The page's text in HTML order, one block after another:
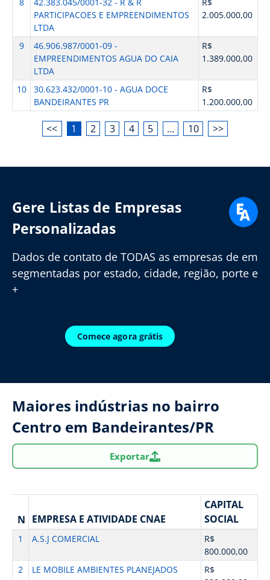
PARTICIPACOES E EMPREENDIMENTOS
LTDA
2.005.000,00
9
46.906.987/0001-09 -
EMPREENDIMENTOS AGUA DO CAIA
LTDA
R$
1.389.000,00
10
30.623.432/0001-10 - AGUA DOCE
BANDEIRANTES PR
R$
1.200.000,00
<< 1 2 3 4 5 … 10 >>
Gere Listas de Empresas
Personalizadas
Dados de contato de TODAS as empresas de em
segmentadas por estado, cidade, região, porte e
+
Comece agora grátis
Maiores indústrias no bairro
Centro em Bandeirantes/PR
Exportar
N EMPRESA E ATIVIDADE CNAE
CAPITAL
SOCIAL
1 A.S.J COMERCIAL
R$
800.000,00
2
LE MOBILE AMBIENTES PLANEJADOS
R$